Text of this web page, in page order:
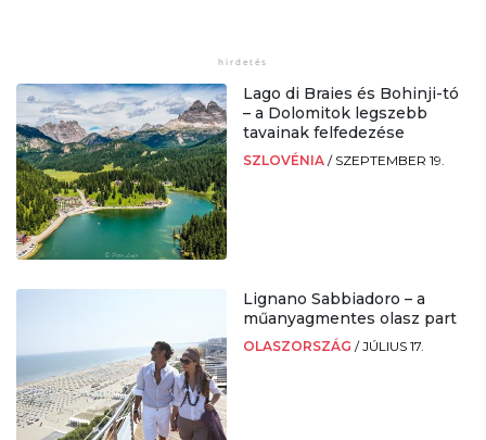
Lago di Braies és Bohinji-tó
– a Dolomitok legszebb
tavainak felfedezése
SZLOVÉNIA / SZEPTEMBER 19.
Lignano Sabbiadoro – a
műanyagmentes olasz part
OLASZORSZÁG /JÚLIUS 17.